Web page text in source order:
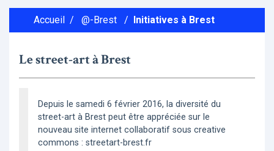
Accueil / @-Brest / Initiatives à Brest
Le street-art à Brest
Depuis le samedi 6 février 2016, la diversité du
street-art à Brest peut être appréciée sur le
nouveau site internet collaboratif sous creative
commons : streetart-brest.fr